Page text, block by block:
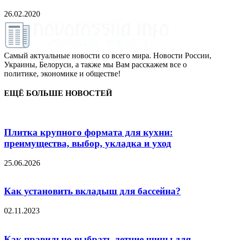
26.02.2020
Самый актуальные новости со всего мира. Новости России,
Украины, Белоруси, а также мы Вам расскажем все о
политике, экономике и обществе!
ЕЩЁ БОЛЬШЕ НОВОСТЕЙ
Плитка крупного формата для кухни:
преимущества, выбор, укладка и уход
25.06.2026
Как установить вкладыш для бассейна?
02.11.2023